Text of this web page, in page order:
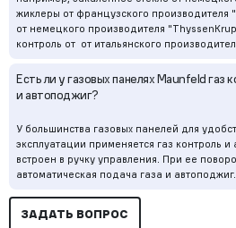
жиклеры от французского производителя
от немецкого производителя
контроль от от итальянского
Есть ли у газовых панелях Maunfeld газ
и автоподжиг?
У большинства газовых панелей для
эксплуатации применяется газ контроль
встроен в ручку управления. При ее
автоматическая подача газа и автоподжиг.
ЗАДАТЬ ВОПРОС